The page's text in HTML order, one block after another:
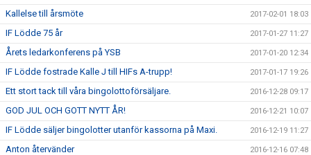
Kallelse till årsmöte 2017-02-01 18:03
IF Lödde 75 år 2017-01-27 11:27
Årets ledarkonferens på YSB 2017-01-20 12:34
IF Lödde fostrade Kalle J till HIFs A-trupp! 2017-01-17 19:26
Ett stort tack till våra bingolottoförsäljare. 2016-12-28 09:17
GOD JUL OCH GOTT NYTT ÅR! 2016-12-21 10:07
IF Lödde säljer bingolotter utanför kassorna på Maxi. 2016-12-19 11:27
Anton återvänder 2016-12-16 07:48